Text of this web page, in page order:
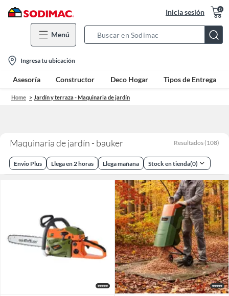
Inicia sesión 0
Menú
Bar
location-
icon
Ingresa tu ubicación
Asesoría Constructor Deco Hogar Tipos de Entrega
Home Jardín y terraza - Maquinaria de jardín
Maquinaria de jardín - bauker Resultados (108)
Envio Plus Llega en 2 horas Llega mañana Stock en tienda(0)